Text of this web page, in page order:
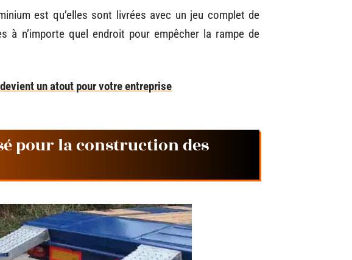
est qu’elles sont livrées avec un jeu complet de
à n’importe quel endroit pour empêcher la rampe de
un atout pour votre entreprise
pour la construction des